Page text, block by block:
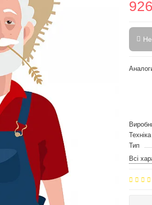
Техніка
Тип
Всі